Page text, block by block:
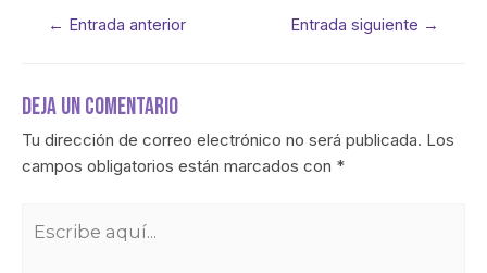
← Entrada anterior Entrada siguiente →
Deja Un Comentario
Tu dirección de correo electrónico no será publicada. Los
campos obligatorios están marcados con *